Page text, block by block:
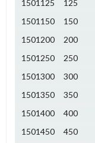
1501125
125
1501150
150
1501200
200
1501250
250
1501300
300
1501350
350
1501400
400
1501450
450